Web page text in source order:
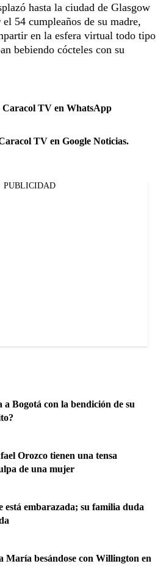
hasta la ciudad de Glasgow
54 cumpleaños de su madre,
en la esfera virtual todo tipo
bebiendo cócteles con su
Caracol TV en WhatsApp
TV en Google Noticias.
PUBLICIDAD
Bogotá con la bendición de su
Orozco tienen una tensa
de una mujer
está embarazada; su familia duda
María besándose con Willington en